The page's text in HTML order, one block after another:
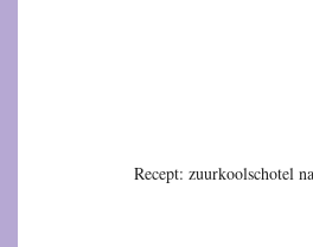
Recept: zuurkoolschotel